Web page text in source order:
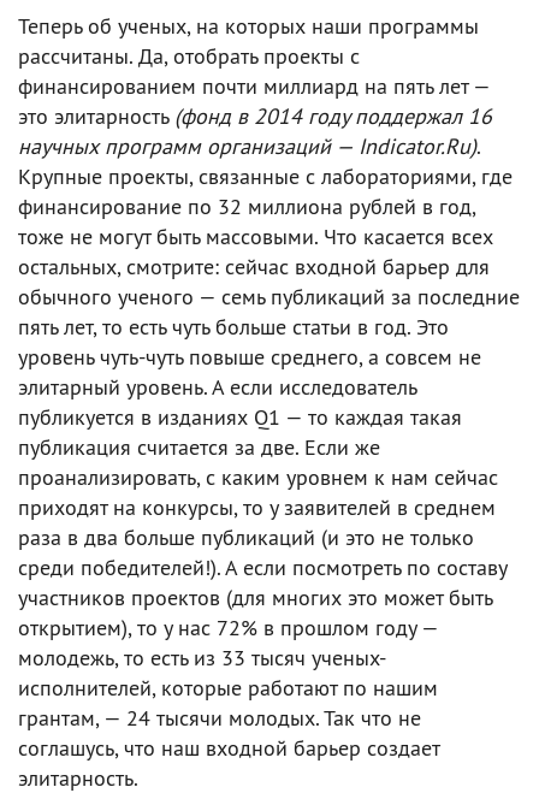
Теперь об ученых, на которых наши программы
рассчитаны. Да, отобрать проекты с
финансированием почти миллиард на пять лет —
это элитарность (фонд в 2014 году поддержал 16
научных программ организаций — Indicator.Ru).
Крупные проекты, связанные с лабораториями, где
финансирование по 32 миллиона рублей в год,
тоже не могут быть массовыми. Что касается всех
остальных, смотрите: сейчас входной барьер для
обычного ученого — семь публикаций за последние
пять лет, то есть чуть больше статьи в год. Это
уровень чуть-чуть повыше среднего, а совсем не
элитарный уровень. А если исследователь
публикуется в изданиях Q1 — то каждая такая
публикация считается за две. Если же
проанализировать, с каким уровнем к нам сейчас
приходят на конкурсы, то у заявителей в среднем
раза в два больше публикаций (и это не только
среди победителей!). А если посмотреть по составу
участников проектов (для многих это может быть
открытием), то у нас 72% в прошлом году —
молодежь, то есть из 33 тысяч ученых-
исполнителей, которые работают по нашим
грантам, — 24 тысячи молодых. Так что не
соглашусь, что наш входной барьер создает
элитарность.